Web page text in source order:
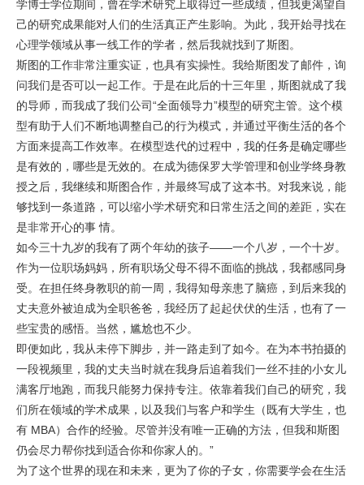
学博士学位期间，曾在学术研究上取得过一些成绩，但我更渴望自
己的研究成果能对人们的生活真正产生影响。为此，我开始寻找在
心理学领域从事一线工作的学者，然后我就找到了斯图。
斯图的工作非常注重实证，也具有实操性。我给斯图发了邮件，询
问我们是否可以一起工作。于是在此后的十三年里，斯图就成了我
的导师，而我成了我们公司“全面领导力”模型的研究主管。这个模
型有助于人们不断地调整自己的行为模式，并通过平衡生活的各个
方面来提高工作效率。在模型迭代的过程中，我的任务是确定哪些
是有效的，哪些是无效的。在成为德保罗大学管理和创业学终身教
授之后，我继续和斯图合作，并最终写成了这本书。对我来说，能
够找到一条道路，可以缩小学术研究和日常生活之间的差距，实在
是非常开心的事 情。
如今三十九岁的我有了两个年幼的孩子——一个八岁，一个十岁。
作为一位职场妈妈，所有职场父母不得不面临的挑战，我都感同身
受。在担任终身教职的前一周，我得知母亲患了脑癌，到后来我的
丈夫意外被迫成为全职爸爸，我经历了起起伏伏的生活，也有了一
些宝贵的感悟。当然，尴尬也不少。
即便如此，我从未停下脚步，并一路走到了如今。在为本书拍摄的
一段视频里，我的丈夫当时就在我身后追着我们一丝不挂的小女儿
满客厅地跑，而我只能努力保持专注。依靠着我们自己的研究，我
们所在领域的学术成果，以及我们与客户和学生（既有大学生，也
有 MBA）合作的经验。尽管并没有唯一正确的方法，但我和斯图
仍会尽力帮你找到适合你和你家人的。”
为了这个世界的现在和未来，更为了你的子女，你需要学会在生活